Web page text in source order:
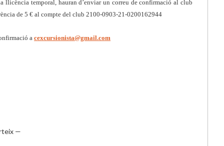
llicència temporal, hauran d’enviar un correu de confirmació al club
de 5 € al compte del club 2100-0903-21-0200162944
a cexcursionista@gmail.com
—